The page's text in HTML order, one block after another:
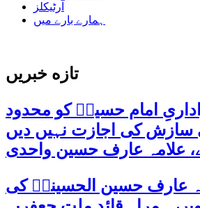
آرٹیکلز
ہمارے بارے میں
تازه خبریں
امام حسینؑ کو محدود
کی اجازت نہیں دیں
علامہ عارف حسین واحدی
عارف حسین الحسینیؒ کی